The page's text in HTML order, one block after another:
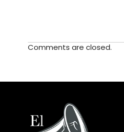
Comments are closed.